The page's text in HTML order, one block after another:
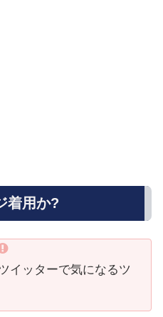
着用か?
イッターで気になるツ